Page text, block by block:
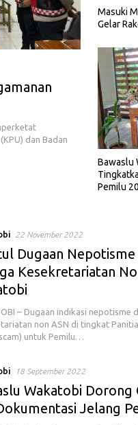
dan Badan
Masuki
Gelar
Bawaslu
Pemilu
22 November 2022
Dugaan
Kesekretariatan
– Dugaan indikasi nepotisme
non ASN di tingkat
untuk Pemilu…
18 September 2022
Wakatobi Dorong
Jelang